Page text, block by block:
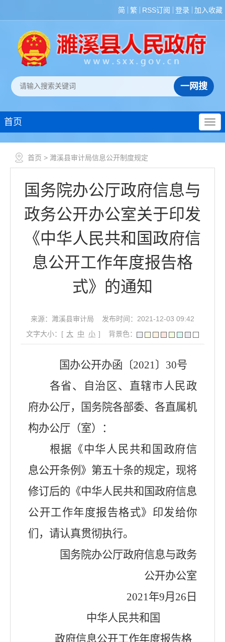
简 繁 RSS订阅 登录 加入收藏
首页
首页 > 濉溪县审计局信息公开制度规定
国务院办公厅政府信息与
政务公开办公室关于印发
《中华人民共和国政府信
息公开工作年度报告格
式》的通知
来源：濉溪县审计局
发布时间：2021-12-03 09:42
文字大小：[ 大 中 小 ] 背景色：
国办公开办函〔2021〕30号
各省、自治区、直辖市人民政
府办公厅，国务院各部委、各直属机
构办公厅（室）：
根据《中华人民共和国政府信
息公开条例》第五十条的规定，现将
修订后的《中华人民共和国政府信息
公开工作年度报告格式》印发给你
们，请认真贯彻执行。
国务院办公厅政府信息与政务
公开办公室
2021年9月26日
中华人民共和国
政府信息公开工作年度报告格